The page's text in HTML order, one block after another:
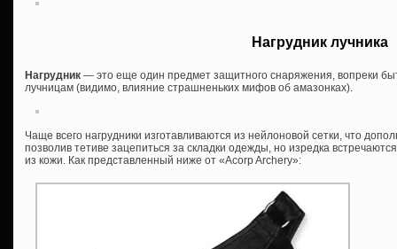
Нагрудник лучника
Нагрудник — это еще один предмет защитного снаряжения, вопреки
лучницам (видимо, влияние страшненьких мифов об амазонках).
Чаще всего нагрудники изготавливаются из нейлоновой сетки, что
позволив тетиве зацепиться за складки одежды, но изредка
из кожи. Как представленный ниже от «Acorp Archery»: